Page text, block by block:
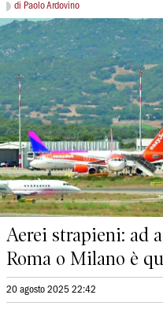
di Paolo Ardovino
Aerei strapieni: ad
Roma o Milano è
20 agosto 2025 22:42